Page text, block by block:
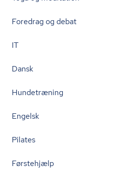
Foredrag og debat
IT
Dansk
Hundetræning
Engelsk
Pilates
Førstehjælp